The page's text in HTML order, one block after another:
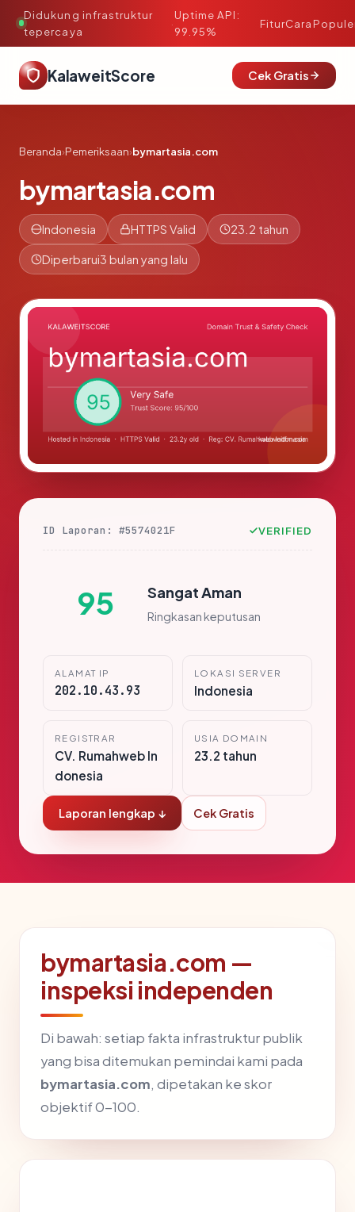
Didukung infrastruktur
tepercaya
·
Uptime API:
99.95%
FiturCara
KalaweitScore Cek Gratis
Beranda›Pemeriksaan›bymartasia.com
bymartasia.com
Indonesia HTTPS Valid 23.2 tahun
Diperbarui3 bulan yang lalu
ID Laporan: #5574021F VERIFIED
95 Sangat Aman
Ringkasan keputusan
ALAMAT IP
202.10.43.93
LOKASI SERVER
Indonesia
REGISTRAR
CV. Rumahweb In
donesia
USIA DOMAIN
23.2 tahun
Laporan lengkap ↓ Cek Gratis
bymartasia.com —
inspeksi independen
Di bawah: setiap fakta infrastruktur publik
yang bisa ditemukan pemindai kami pada
bymartasia.com, dipetakan ke skor
objektif 0-100.